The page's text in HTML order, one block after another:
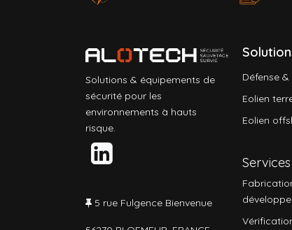
Solutions & équipements de
sécurité pour les
environnements à hauts
risque.
5 rue Fulgence Bienvenue
Défense
Eolien
Eolien
Services